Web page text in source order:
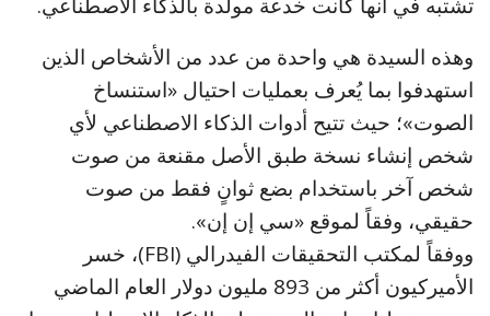
وهذه السيدة هي واحدة من عدد من الأشخاص الذين
استهدفوا بما يُعرف بعمليات احتيال «استنساخ
الصوت»؛ حيث تتيح أدوات الذكاء الاصطناعي لأي
شخص إنشاء نسخة طبق الأصل مقنعة من صوت
شخص آخر باستخدام بضع ثوانٍ فقط من صوت
حقيقي، وفقاً لموقع «سي إن إن».
ووفقاً لمكتب التحقيقات الفيدرالي (FBI)، خسر
الأميركيون أكثر من 893 مليون دولار العام الماضي